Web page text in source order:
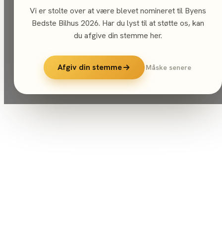
Vi er stolte over at være blevet nomineret til Byens
Bedste Bilhus 2026. Har du lyst til at støtte os, kan
du afgive din stemme her.
Afgiv din stemme Måske senere